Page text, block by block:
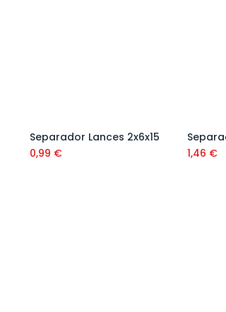
Añadir al carrito
Separador Lances 2x6x15
0,99 €
1,46 €